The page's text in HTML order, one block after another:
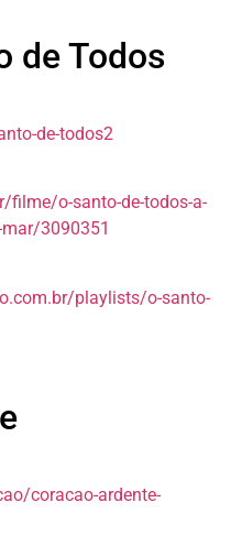
de Todos
de-todos2
o-santo-de-todos-a-
3090351
playlists/o-santo-
coracao-ardente-